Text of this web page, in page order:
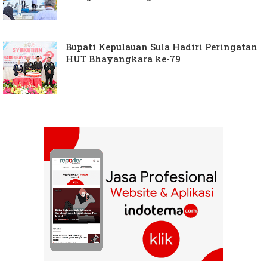
Bupati Kepulauan Sula Hadiri Peringatan
HUT Bhayangkara ke-79